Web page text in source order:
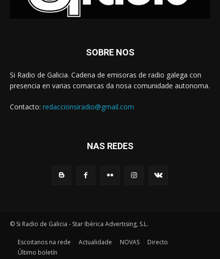
SOBRE NOS
Si Radio de Galicia. Cadena de emisoras de radio galega con
presencia en varias comarcas da nosa comunidade autonoma.
Contacto: redaccionsiradio@gmail.com
NAS REDES
© Si Radio de Galicia - Star Ibérica Advertising, S.L.
Escoitanos na rede Actualidade NOVAS
Directo
Último boletín